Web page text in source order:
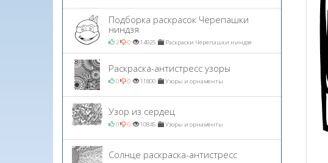
Подборка раскрасок Черепашки
ниндзя
2 0 14925 Раскраски Черепашки ниндзя
Раскраска-антистресс узоры
0 0 11800 Узоры и орнаменты
Узор из сердец
0 0 10845 Узоры и орнаменты
Солнце раскраска-антистресс